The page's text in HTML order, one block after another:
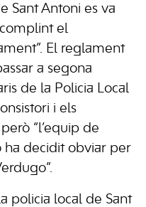
Sant Antoni es va
el
El reglament
a segona
de la Policia Local
i els
“l’equip de
ha decidit obviar per
policia local de Sant